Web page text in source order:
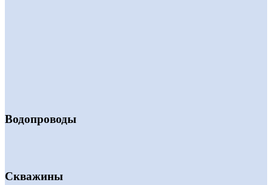
Водопроводы
Скважины